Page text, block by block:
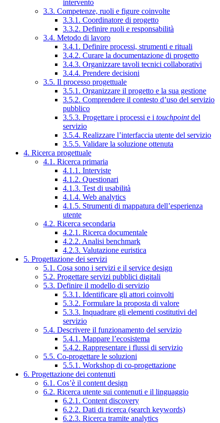
intervento
3.3. Competenze, ruoli e figure coinvolte
3.3.1. Coordinatore di progetto
3.3.2. Definire ruoli e responsabilità
3.4. Metodo di lavoro
3.4.1. Definire processi, strumenti e rituali
3.4.2. Curare la documentazione di progetto
3.4.3. Organizzare tavoli tecnici collaborativi
3.4.4. Prendere decisioni
3.5. Il processo progettuale
3.5.1. Organizzare il progetto e la sua gestione
3.5.2. Comprendere il contesto d’uso del servizio
pubblico
3.5.3. Progettare i processi e i touchpointdel
servizio
3.5.4. Realizzare l’interfaccia utente del servizio
3.5.5. Validare la soluzione ottenuta
4. Ricerca progettuale
4.1. Ricerca primaria
4.1.1. Interviste
4.1.2. Questionari
4.1.3. Test di usabilità
4.1.4. Web analytics
4.1.5. Strumenti di mappatura dell’esperienza
utente
4.2. Ricerca secondaria
4.2.1. Ricerca documentale
4.2.2. Analisi benchmark
4.2.3. Valutazione euristica
5. Progettazione dei servizi
5.1. Cosa sono i servizi e il service design
5.2. Progettare servizi pubblici digitali
5.3. Definire il modello di servizio
5.3.1. Identificare gli attori coinvolti
5.3.2. Formulare la proposta di valore
5.3.3. Inquadrare gli elementi costitutivi del
servizio
5.4. Descrivere il funzionamento del servizio
5.4.1. Mappare l’ecosistema
5.4.2. Rappresentare i flussi di servizio
5.5. Co-progettare le soluzioni
5.5.1. Workshop di co-progettazione
6. Progettazione dei contenuti
6.1. Cos’è il content design
6.2. Ricerca utente sui contenuti e il linguaggio
6.2.1. Content discovery
6.2.2. Dati di ricerca (search keywords)
6.2.3. Ricerca tramite analytics